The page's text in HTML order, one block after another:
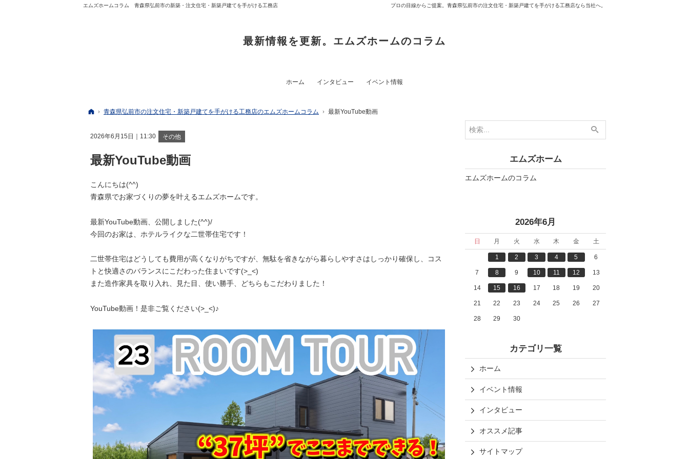
ホーム
青森県弘前市の注文住宅・新築戸建てを手がける工務店のエムズホームコラム 最新YouTube動画
2026年6月15日｜11:30 その他
最新YouTube動画
プロの目線からご提案。青森県弘前市の注文住宅・新築戸建てを手がける工務店なら当社へ。
エムズホームコラム 青森県弘前市の新築・注文住宅・新築戸建てを手がける工務店
最新情報を更新。エムズホームのコラム
最新YouTube動画
こんにちは(^^)
青森県でお家づくりの夢を叶えるエムズホームです。
最新YouTube動画、公開しました(^^)/
今回のお家は、ホテルライクな二世帯住宅です！
二世帯住宅はどうしても費用が高くなりがちですが、無駄を省きながら暮らしやすさはしっかり確保し、コス
トと快適さのバランスにこだわった住まいです(>_<)
また造作家具を取り入れ、見た目、使い勝手、どちらもこだわりました！
YouTube動画！是非ご覧ください(>_<)♪
エムズホーム
エムズホームのコラム
2026年6月
日 月 火 水 木 金 土
1 2 3 4 5 6
7 8 9 10 11 12 13
14 15 16 17 18 19 20
21 22 23 24 25 26 27
28 29 30
カテゴリ一覧
ホーム
イベント情報
インタビュー
オススメ記事
サイトマップ
ホーム インタビュー イベント情報